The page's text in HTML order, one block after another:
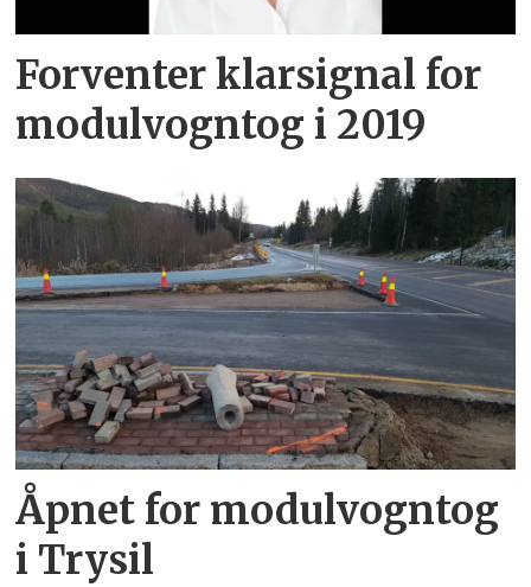
Forventer klarsignal for
modulvogntog i 2019
Åpnet for modulvogntog
i Trysil